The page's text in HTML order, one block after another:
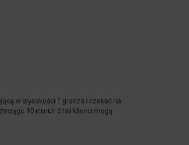
w wysokości 1 grosza i czekać na
10 minut. Stali klienci mogą